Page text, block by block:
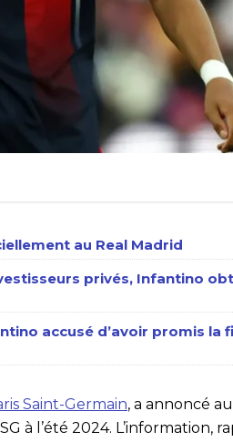
au Real Madrid
privés, Infantino
accusé d’avoir promis la
Saint-Germain, a annoncé
à l’été 2024. L’information,